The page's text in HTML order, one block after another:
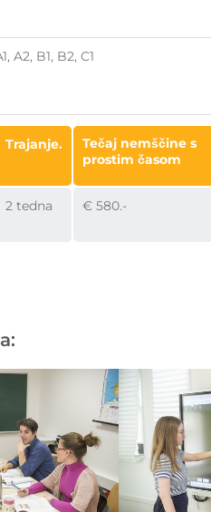
A2, B1, B2, C1
Trajanje.
Tečaj nemščine s
prostim časom
2 tedna € 580.-